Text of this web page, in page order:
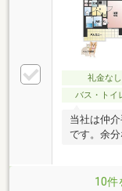
礼金なし
バス・トイ
当社は仲
です。余
10件